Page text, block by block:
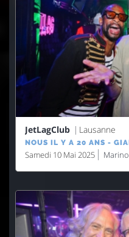
JetLagClub Lausanne
Samedi 10 Mai 2025 Marino